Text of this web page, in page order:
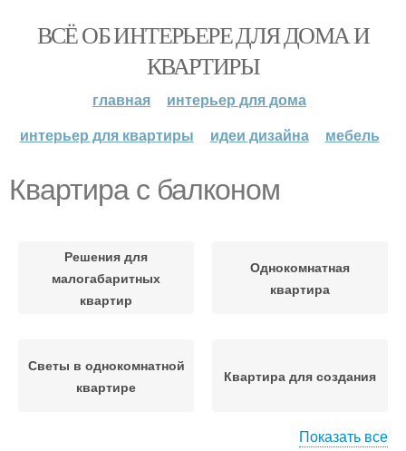
ВСЁ ОБ ИНТЕРЬЕРЕ ДЛЯ ДОМА И
КВАРТИРЫ
главная
интерьер для дома
интерьер для квартиры
идеи дизайна мебель
Квартира с балконом
Решения для
малогабаритных
квартир
Однокомнатная
квартира
Светы в однокомнатной
квартире
Квартира для создания
Показать все